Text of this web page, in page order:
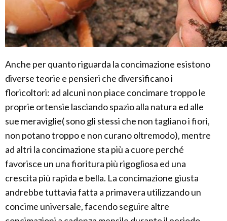
Anche per quanto riguarda la concimazione esistono
diverse teorie e pensieri che diversificano i
floricoltori: ad alcuni non piace concimare troppo le
proprie ortensie lasciando spazio alla natura ed alle
sue meraviglie( sono gli stessi che non tagliano i fiori,
non potano troppo e non curano oltremodo), mentre
ad altri la concimazione sta più a cuore perché
favorisce un una fioritura più rigogliosa ed una
crescita più rapida e bella. La concimazione giusta
andrebbe tuttavia fatta a primavera utilizzando un
concime universale, facendo seguire altre